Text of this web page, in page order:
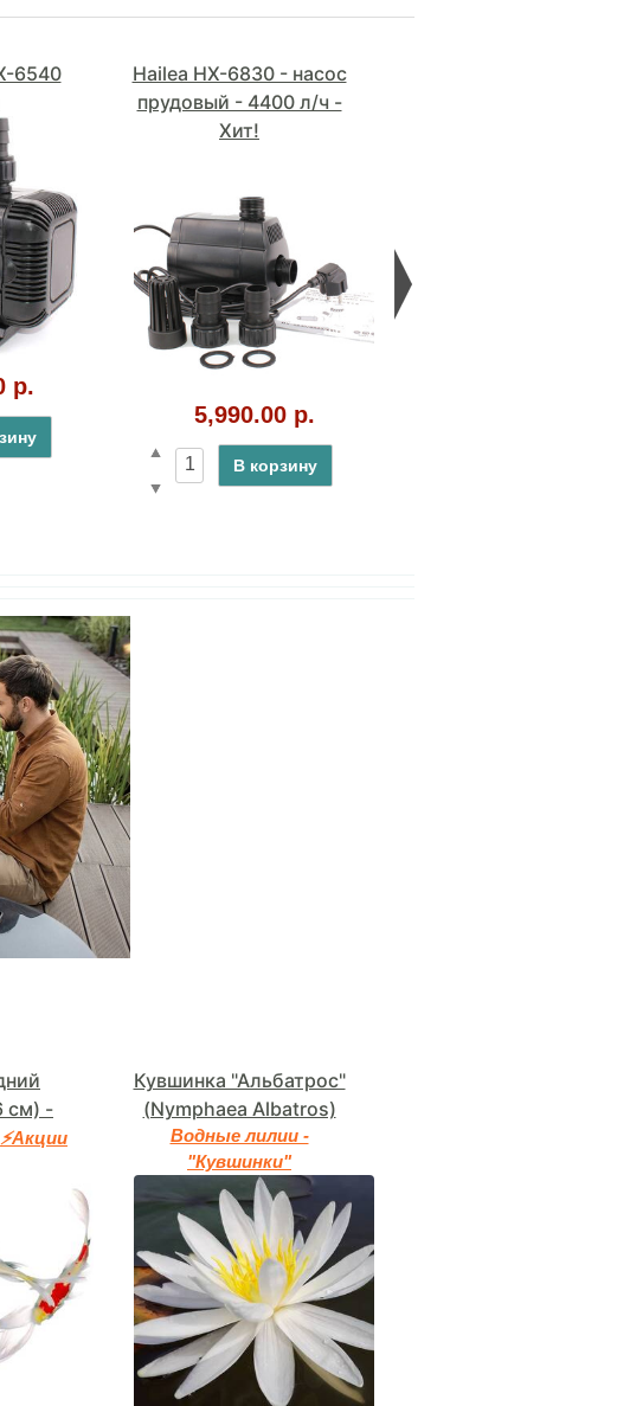
6540
р.
Hailea HX-6830 - насос
прудовый - 4400 л/ч -
Хит!
5,990.00 р.
В корзину
см) -
⚡Акции
Кувшинка "Альбатрос"
(Nymphaea Albatros)
Водные лилии -
"Кувшинки"